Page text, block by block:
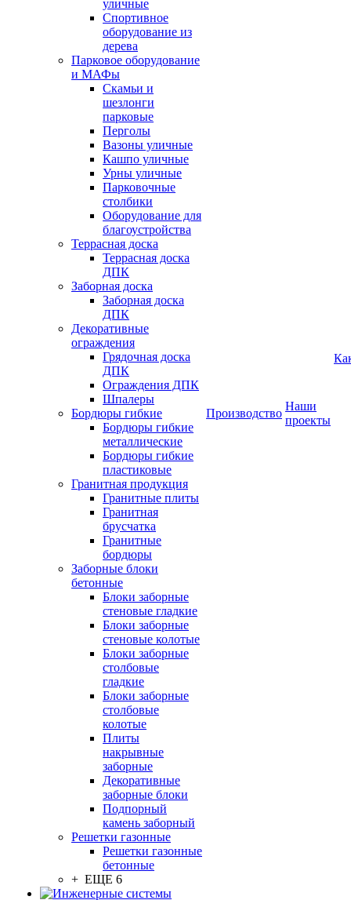
уличные
Спортивное
оборудование из
дерева
Парковое оборудование
и МАФы
Скамьи и
шезлонги
парковые
Перголы
Вазоны уличные
Кашпо уличные
Урны уличные
Парковочные
столбики
Оборудование для
благоустройства
Террасная доска
Террасная доска
ДПК
Заборная доска
Заборная доска
ДПК
Декоративные
ограждения
Грядочная доска
ДПК
Ограждения ДПК
Шпалеры
Бордюры гибкие
Бордюры гибкие
металлические
Бордюры гибкие
пластиковые
Гранитная продукция
Гранитные плиты
Гранитная
брусчатка
Гранитные
бордюры
Заборные блоки
бетонные
Блоки заборные
стеновые гладкие
Блоки заборные
стеновые колотые
Блоки заборные
столбовые
гладкие
Блоки заборные
столбовые
колотые
Плиты
накрывные
заборные
Декоративные
заборные блоки
Подпорный
камень заборный
Решетки газонные
Решетки газонные
бетонные
+ ЕЩЕ 6
Производство
Наши
проекты